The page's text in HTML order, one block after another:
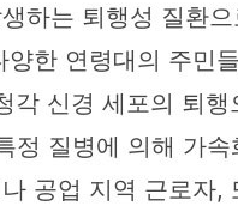
하는 퇴행성 질환
한 연령대의 주민
각 신경 세포의 퇴
정 질병에 의해 가
공업 지역 근로자